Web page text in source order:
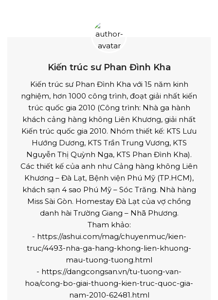
Kiến trúc sư Phan Đình Kha
Kiến trúc sư Phan Đình Kha với 15 năm kinh
nghiệm, hơn 1000 công trình, đoạt giải nhất kiến
trúc quốc gia 2010 (Công trình: Nhà ga hành
khách cảng hàng không Liên Khương, giải nhất
Kiến trúc quốc gia 2010. Nhóm thiết kế: KTS Lưu
Hướng Dương, KTS Trần Trung Vương, KTS
Nguyễn Thị Quỳnh Nga, KTS Phan Đình Kha).
Các thiết kế của anh như Cảng hàng không Liên
Khương – Đà Lạt, Bệnh viện Phú Mỹ (TP.HCM),
khách sạn 4 sao Phú Mỹ – Sóc Trăng. Nhà hàng
Miss Sài Gòn. Homestay Đà Lạt của vợ chồng
danh hài Trường Giang – Nhã Phương.
Tham khảo:
- https://ashui.com/mag/chuyenmuc/kien-
truc/4493-nha-ga-hang-khong-lien-khuong-
mau-tuong-tuong.html
- https://dangcongsan.vn/tu-tuong-van-
hoa/cong-bo-giai-thuong-kien-truc-quoc-gia-
nam-2010-62481.html